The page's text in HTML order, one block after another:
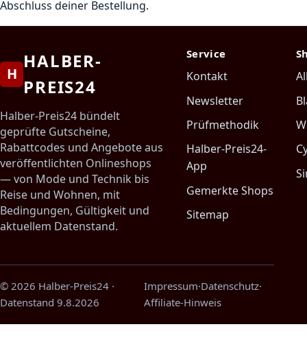
Abschluss deiner Bestellung.
H
HALBER-
PREIS24
Halber-Preis24 bündelt
geprüfte Gutscheine,
Rabattcodes und Angebote aus
veröffentlichten Onlineshops
— von Mode und Technik bis
Reise und Wohnen, mit
Bedingungen, Gültigkeit und
aktuellem Datenstand.
Service
Kontakt
Newsletter
Prüfmethodik
Halber-Preis24-
App
Gemerkte Shops
Sitemap
© 2026 Halber-Preis24 ·
Datenstand 9.8.2026
Impressum·Datenschutz·
Affiliate-Hinweis